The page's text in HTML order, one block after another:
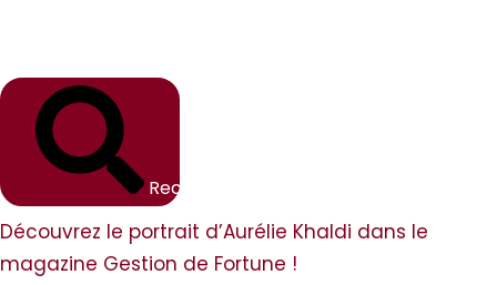
Rechercher
Découvrez le portrait d’Aurélie Khaldi dans le
magazine Gestion de Fortune !